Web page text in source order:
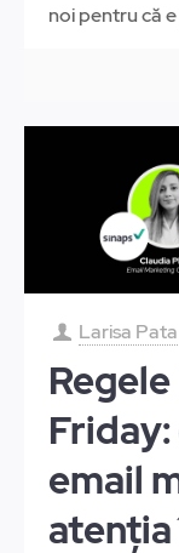
noi pentru că e
Larisa Pata
email